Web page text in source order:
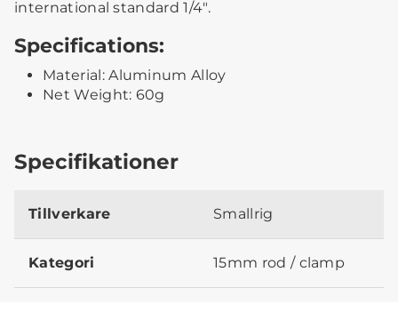
international standard 1/4".
Specifications:
Material: Aluminum Alloy
Net Weight: 60g
Specifikationer
Tillverkare Smallrig
Kategori 15mm rod / clamp